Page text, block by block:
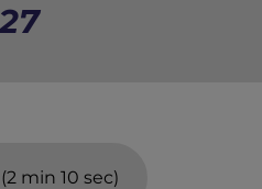
min 10 sec)